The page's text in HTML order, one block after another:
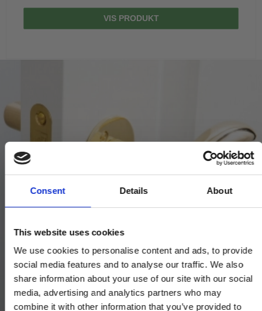
Consent Details About
This website uses cookies
We use cookies to personalise content and ads, to provide
social media features and to analyse our traffic. We also
share information about your use of our site with our social
media, advertising and analytics partners who may
combine it with other information that you’ve provided to
VIS PRODUKT